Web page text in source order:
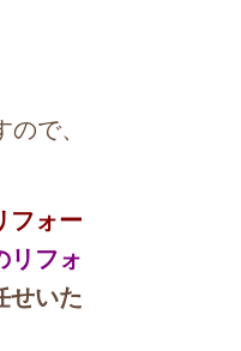
で、
フォー
リフォ
せいた